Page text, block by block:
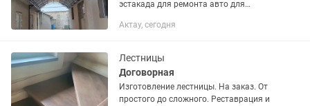
эстакада для ремонта авто для
лавочка, беседка и т.д! Реставрация и
Актау, сегодня
Лестницы
Договорная
Изготовление лестницы. На заказ. От
простого до сложного. Реставрация и